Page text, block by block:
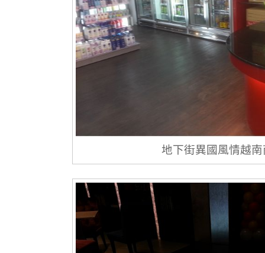
地下街異國風情越南